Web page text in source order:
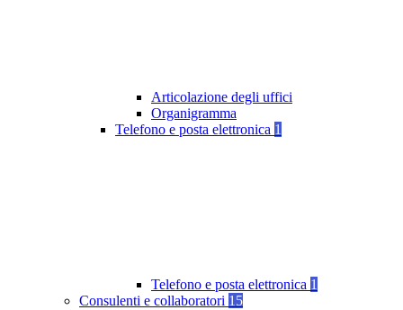
Articolazione degli uffici
Organigramma
Telefono e posta elettronica 1
Telefono e posta elettronica 1
Consulenti e collaboratori 15